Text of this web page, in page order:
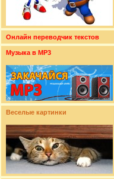
Онлайн переводчик текстов
Музыка в MP3
Веселые картинки